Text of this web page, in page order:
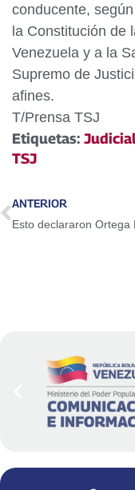
conducente,
la Constitución de
Venezuela y a la
Supremo de
afines.
T/Prensa TSJ
Etiquetas:
TSJ
ANTERIOR